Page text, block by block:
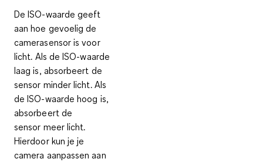
De ISO-waarde geeft
aan hoe gevoelig de
camerasensoris voor
licht. Als deISO-waarde
laag is, absorbeert de
sensor minder licht. Als
deISO-waarde hoog is,
absorbeert de
sensor meer licht.
Hierdoor kun je je
camera aanpassen aan